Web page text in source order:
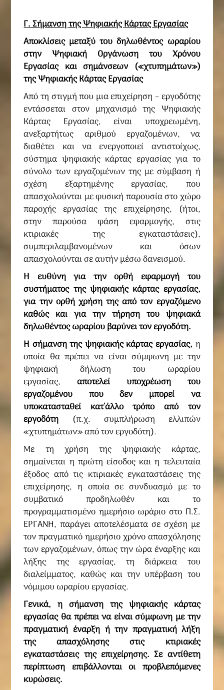
Γ. Σήμανση της Ψηφιακής Κάρτας Εργασίας
Αποκλίσεις μεταξύ του δηλωθέντος ωραρίου
στην Ψηφιακή Οργάνωση του Χρόνου
Εργασίας και σημάνσεων («χτυπημάτων»)
της Ψηφιακής Κάρτας Εργασίας
Από τη στιγμή που μια επιχείρηση – εργοδότης
εντάσσεται στον μηχανισμό της Ψηφιακής
Κάρτας Εργασίας, είναι υποχρεωμένη,
ανεξαρτήτως αριθμού εργαζομένων, να
διαθέτει και να ενεργοποιεί αντιστοίχως,
σύστημα ψηφιακής κάρτας εργασίας για το
σύνολο των εργαζομένων της με σύμβαση ή
σχέση εξαρτημένης εργασίας, που
απασχολούνται με φυσική παρουσία στο χώρο
παροχής εργασίας της επιχείρησης, (ήτοι,
στην παρούσα φάση εφαρμογής, στις
κτιριακές της εγκαταστάσεις),
συμπεριλαμβανομένων και όσων
απασχολούνται σε αυτήν μέσω δανεισμού.
Η ευθύνη για την ορθή εφαρμογή του
συστήματος της ψηφιακής κάρτας εργασίας,
για την ορθή χρήση της από τον εργαζόμενο
καθώς και για την τήρηση του ψηφιακά
δηλωθέντος ωραρίου βαρύνει τον εργοδότη.
Η σήμανση της ψηφιακής κάρτας εργασίας, η
οποία θα πρέπει να είναι σύμφωνη με την
ψηφιακή δήλωση του ωραρίου
εργασίας,αποτελεί υποχρέωση του
εργαζομένου που δεν μπορεί να
υποκατασταθεί κατ΄άλλο τρόπο από τον
εργοδότη (π.χ. συμπλήρωση ελλιπών
«χτυπημάτων» από τον εργοδότη).
Με τη χρήση της ψηφιακής κάρτας,
σημαίνεται η πρώτη είσοδος και η τελευταία
έξοδος από τις κτιριακές εγκαταστάσεις της
επιχείρησης, η οποία σε συνδυασμό με το
συμβατικό προδηλωθέν και το
προγραμματισμένο ημερήσιο ωράριο στο Π.Σ.
ΕΡΓΑΝΗ, παράγει αποτελέσματα σε σχέση με
τον πραγματικό ημερήσιο χρόνο απασχόλησης
των εργαζομένων, όπως την ώρα έναρξης και
λήξης της εργασίας, τη διάρκεια του
διαλείμματος, καθώς και την υπέρβαση του
νόμιμου ωραρίου εργασίας.
Γενικά, η σήμανση της ψηφιακής κάρτας
εργασίας θα πρέπει να είναι σύμφωνη με την
πραγματική έναρξη ή την πραγματική λήξη
της απασχόλησης στις κτιριακές
εγκαταστάσεις της επιχείρησης. Σε αντίθετη
περίπτωση επιβάλλονται οι προβλεπόμενες
κυρώσεις.